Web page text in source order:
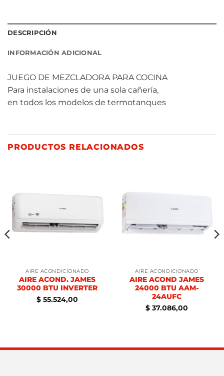
DESCRIPCIÓN
INFORMACIÓN ADICIONAL
JUEGO DE MEZCLADORA PARA COCINA
Para instalaciones de una sola cañería,
en todos los modelos de termotanques
PRODUCTOS RELACIONADOS
AIRE ACONDICIONADO
AIRE ACOND. JAMES
30000 BTU INVERTER
$ 55.524,00
AIRE ACONDICIONADO
AIRE ACOND JAMES
24000 BTU AAM-
24AUFC
$ 37.086,00